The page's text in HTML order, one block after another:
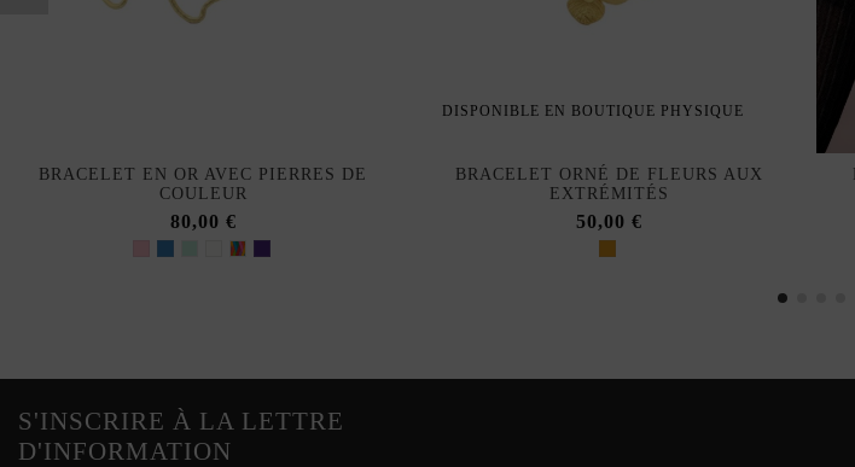
BRACELET EN OR AVEC PIERRES DE
COULEUR
80,00 €
DISPONIBLE EN BOUTIQUE PHYSIQUE
BRACELET ORNÉ DE FLEURS AUX
EXTRÉMITÉS
50,00 €
S'INSCRIRE À LA LETTRE
D'INFORMATION